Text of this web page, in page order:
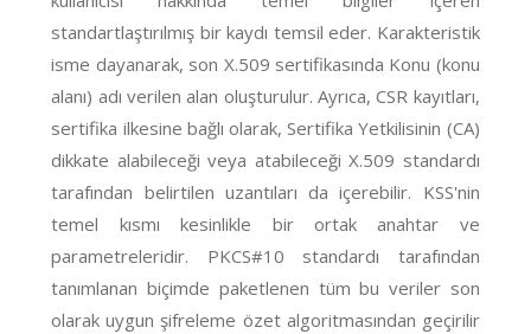
standartlaştırılmış bir kaydı temsil eder. Karakteristik
isme dayanarak, son X.509 sertifikasında Konu (konu
alanı) adı verilen alan oluşturulur. Ayrıca, CSR kayıtları,
sertifika ilkesine bağlı olarak, Sertifika Yetkilisinin (CA)
dikkate alabileceği veya atabileceği X.509 standardı
tarafından belirtilen uzantıları da içerebilir. KSS'nin
temel kısmı kesinlikle bir ortak anahtar ve
parametreleridir. PKCS#10 standardı tarafından
tanımlanan biçimde paketlenen tüm bu veriler son
olarak uygun şifreleme özet algoritmasından geçirilir